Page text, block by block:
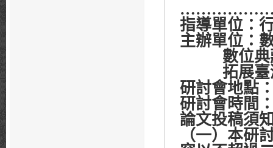
指導單位：
主辦單位：
數位
拓展
研討會地點
研討會時間
論文投稿須
（一）本研